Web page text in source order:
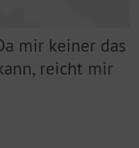
mir keiner das
reicht mir